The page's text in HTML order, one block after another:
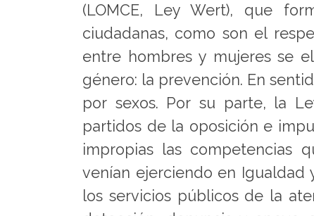
(LOMCE, Ley Wert), que
ciudadanas, como son el
entre hombres y mujeres se
género: la prevención. En
por sexos. Por su parte, la
partidos de la oposición e
impropias las competencias
venían ejerciendo en Igualdad
los servicios públicos de la